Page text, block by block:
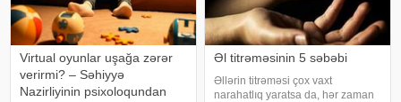
Virtual oyunlar uşağa zərər
verirmi? – Səhiyyə
Nazirliyinin psixoloqundan
Əl titrəməsinin 5 səbəbi
Əllərin titrəməsi çox vaxt
narahatlıq yaratsa da, hər zaman